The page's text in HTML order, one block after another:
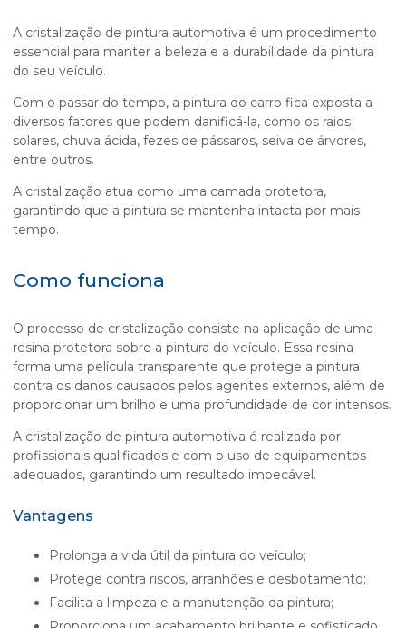
A cristalização de pintura automotiva é um procedimento
essencial para manter a beleza e a durabilidade da pintura
do seu veículo.
Com o passar do tempo, a pintura do carro fica exposta a
diversos fatores que podem danificá-la, como os raios
solares, chuva ácida, fezes de pássaros, seiva de árvores,
entre outros.
A cristalização atua como uma camada protetora,
garantindo que a pintura se mantenha intacta por mais
tempo.
Como funciona
O processo de cristalização consiste na aplicação de uma
resina protetora sobre a pintura do veículo. Essa resina
forma uma película transparente que protege a pintura
contra os danos causados pelos agentes externos, além de
proporcionar um brilho e uma profundidade de cor intensos.
A cristalização de pintura automotiva é realizada por
profissionais qualificados e com o uso de equipamentos
adequados, garantindo um resultado impecável.
Vantagens
Prolonga a vida útil da pintura do veículo;
Protege contra riscos, arranhões e desbotamento;
Facilita a limpeza e a manutenção da pintura;